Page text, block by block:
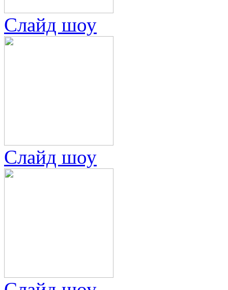
Слайд шоу
Слайд шоу